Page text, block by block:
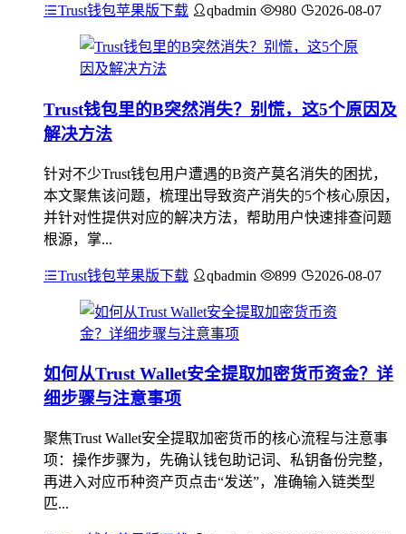
Trust钱包苹果版下载 qbadmin 980 2026-08-07
Trust钱包里的B突然消失？别慌，这5个原因及
解决方法
针对不少Trust钱包用户遭遇的B资产莫名消失的困扰，
本文聚焦该问题，梳理出导致资产消失的5个核心原因，
并针对性提供对应的解决方法，帮助用户快速排查问题
根源，掌...
Trust钱包苹果版下载 qbadmin 899 2026-08-07
如何从Trust Wallet安全提取加密货币资金？详
细步骤与注意事项
聚焦Trust Wallet安全提取加密货币的核心流程与注意事
项：操作步骤为，先确认钱包助记词、私钥备份完整，
再进入对应币种资产页点击“发送”，准确输入链类型
匹...